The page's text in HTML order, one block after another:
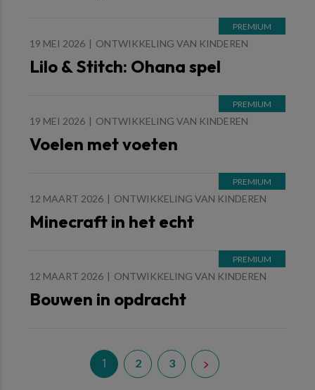
19 MEI 2026 ONTWIKKELING VAN KINDEREN
Lilo & Stitch: Ohana spel
19 MEI 2026 ONTWIKKELING VAN KINDEREN
Voelen met voeten
12 MAART 2026 ONTWIKKELING VAN KINDEREN
Minecraft in het echt
12 MAART 2026 ONTWIKKELING VAN KINDEREN
Bouwen in opdracht
1 2 3